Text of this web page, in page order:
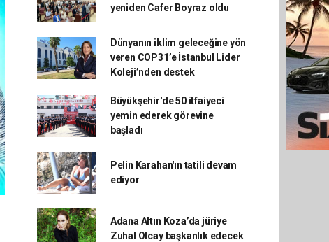
yeniden Cafer Boyraz oldu
Dünyanın iklim geleceğine yön
veren COP31’e İstanbul Lider
Koleji’nden destek
Büyükşehir'de 50 itfaiyeci
yemin ederek görevine
başladı
Pelin Karahan'ın tatili devam
ediyor
Adana Altın Koza’da jüriye
Zuhal Olcay başkanlık edecek